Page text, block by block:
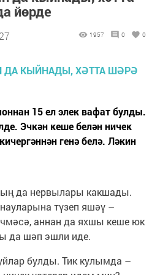
йөрде
1957 0 0
15 ел элек вафат булды.
Эчкән кеше белән ничек
генә белә. Ләкин
да нервылары какшады.
түзеп яшәү –
аннан да яхшы кеше юк
да шәп эшли иде.
булды. Тик кулымда –